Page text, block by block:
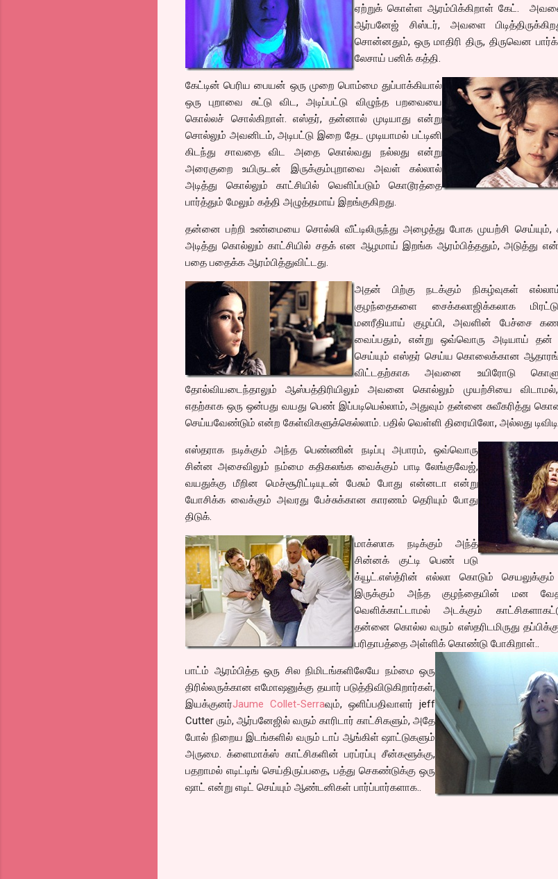
ஏற்றுக் கொள்ள ஆரம்பிக்கிறாள் கேட்.
ஆர்பனேஜ் சிஸ்டர், அவளை
சொன்னதும், ஒரு மாதிரி திரு, திருவென
லேசாய் பனிக் கத்தி.
கேட்டின் பெரிய பையன் ஒரு முறை பொம்மை துப்பாக்கியால்
ஒரு புறாவை சுட்டு விட, அடிப்பட்டு விழுந்த பறவையை
கொல்லச் சொல்கிறாள். எஸ்தர், தன்னால் முடியாது என்று
சொல்லும் அவனிடம், அடிபட்டு இறை தேட முடியாமல் பட்டினி
கிடந்து சாவதை விட அதை கொல்வது நல்லது என்று
அரைகுறை உயிருடன் இருக்கும்புறாவை அவள் கல்லால்
அடித்து கொல்லும் காட்சியில் வெளிப்படும் கொடூரத்தை
பார்த்தும் மேலும் கத்தி அழுத்தமாய் இறங்குகிறது.
தன்னை பற்றி உண்மையை சொல்லி வீட்டிலிருந்து அழைத்து போக முயற்சி செய்யும்,
அடித்து கொல்லும் காட்சியில் சதக் என ஆழமாய் இறங்க ஆரம்பித்ததும், அடுத்து
பதை பதைக்க ஆரம்பித்துவிட்டது.
அதன் பிற்கு நடக்கும் நிகழ்வுகள்
குழந்தைகளை சைக்கலாஜிக்கலாக
மனரீதியாய் குழப்பி, அவளின் பேச்சை
வைப்பதும், என்று ஒவ்வொரு அடியாய் தன்
செய்யும் எஸ்தர் செய்ய கொலைக்கான
விட்டதற்காக அவனை உயிரோடு
தோல்வியடைந்தாலும் ஆஸ்பத்திரியிலும் அவனை கொல்லும் முயற்சியை
எதற்காக ஒரு ஒன்பது வயது பெண் இப்படியெல்லாம், அதுவும் தன்னை சுவீகரித்து
செய்யவேண்டும் என்ற கேள்விகளுக்கெல்லாம். பதில் வெள்ளி திரையிலோ, அல்லது டிவிடி
எஸ்தராக நடிக்கும் அந்த பெண்ணின் நடிப்பு அபாரம், ஒவ்வொரு
சின்ன அசைவிலும் நம்மை கதிகலங்க வைக்கும் பாடி லேங்குவேஜ்,
வயதுக்கு மீறின மெச்சூரிட்டியுடன் பேசும் போது என்னடா என்று
யோசிக்க வைக்கும் அவரது பேச்சுக்கான காரணம் தெரியும் போது
திடுக்.
மாக்ஸாக நடிக்கும் அந்த்
சின்னக் குட்டி பெண் படு
க்யூட்.எஸ்த்ரின் எல்லா கொடும் செயலுக்கும்
இருக்கும் அந்த குழந்தையின் மன
வெளிக்காட்டாமல் அடக்கும்
தன்னை கொல்ல வரும் எஸ்தரிடமிருது
பரிதாபத்தை அள்ளிக் கொண்டு போகிறாள்..
பாட்ம் ஆரம்பித்த ஒரு சில நிமிடங்களிலேயே நம்மை ஒரு
திரில்லருக்கான எமோஷனுக்கு தயார் படுத்திவிடுகிறார்கள்,
இயக்குனர்Jaume Collet-Serraவும், ஒளிப்பதிவாளர் jeff
Cutter ரும், ஆர்பனேஜில் வரும் காரிடார் காட்சிகளும், அதே
போல் நிறைய இடங்களில் வரும் டாப் ஆங்கிள் ஷாட்டுகளும்
அருமை. க்ளைமாக்ஸ் காட்சிகளின் பரப்ரப்பு சீன்களூக்கு,
பதறாமல் எடிட்டிங் செய்திருப்பதை, பத்து செகண்டுக்கு ஒரு
ஷாட் என்று எடிட் செய்யும் ஆண்டனிகள் பார்ப்பார்களாக..